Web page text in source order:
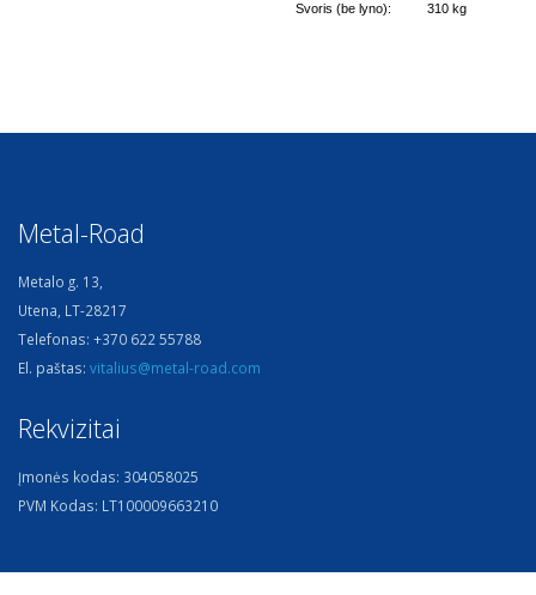
Svoris (be lyno): 310 kg
Metal-Road
Metalo g. 13,
Utena, LT-28217
Telefonas: +370 622 55788
El. paštas: vitalius@metal-road.com
Rekvizitai
Įmonės kodas: 304058025
PVM Kodas: LT100009663210